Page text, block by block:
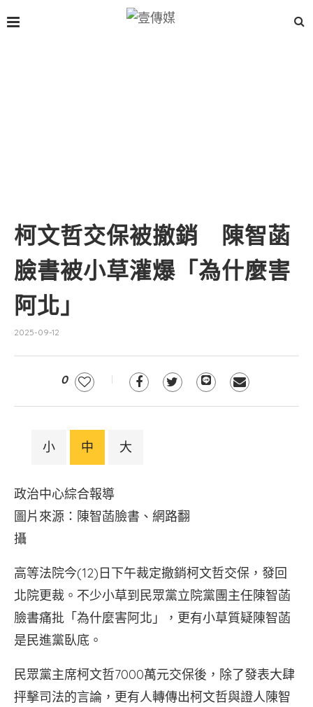
柯文哲交保被撤銷 陳智菡
臉書被小草灌爆「為什麼害
阿北」
2025-09-12
0
小 中 大
政治中心綜合報導
圖片來源：陳智菡臉書、網路翻
攝
高等法院今(12)日下午裁定撤銷柯文哲交保，發回
北院更裁。不少小草到民眾黨立院黨團主任陳智菡
臉書痛批「為什麼害阿北」，更有小草質疑陳智菡
是民進黨臥底。
民眾黨主席柯文哲7000萬元交保後，除了發表大肆
抨擊司法的言論，更有人轉傳出柯文哲與證人陳智